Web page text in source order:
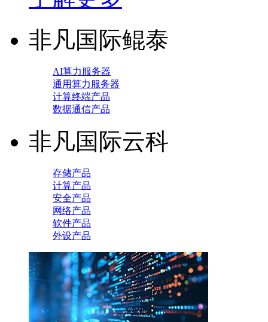
非凡国际鲲泰
AI算力服务器
通用算力服务器
计算终端产品
数据通信产品
非凡国际云科
存储产品
计算产品
安全产品
网络产品
软件产品
外设产品